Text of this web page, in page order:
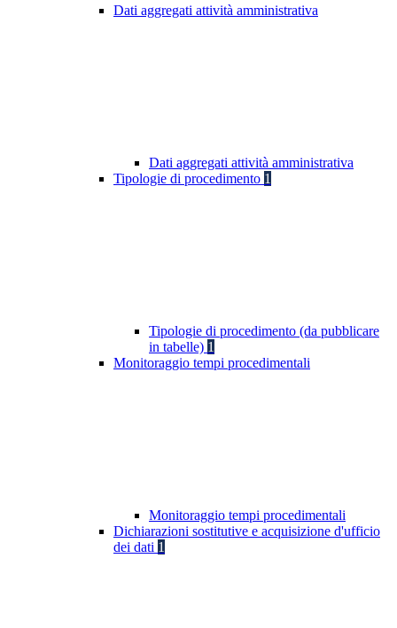
Dati aggregati attività amministrativa
Dati aggregati attività amministrativa
Tipologie di procedimento 1
Tipologie di procedimento (da pubblicare
in tabelle) 1
Monitoraggio tempi procedimentali
Monitoraggio tempi procedimentali
Dichiarazioni sostitutive e acquisizione d'ufficio
dei dati 1